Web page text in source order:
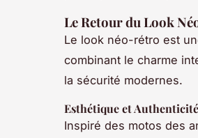
Le Retour du Look
Le look néo-rétro est
combinant le charme
la sécurité modernes.
Esthétique et Authenticité
Inspiré des motos des